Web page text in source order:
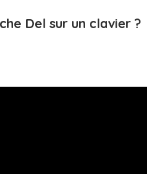
Del sur un clavier ?